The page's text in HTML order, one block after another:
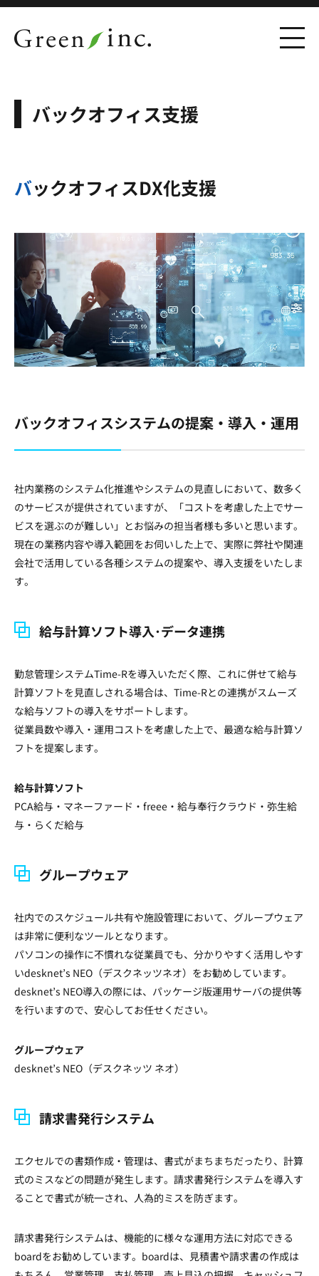
バックオフィス支援
バックオフィスDX化支援
バックオフィスシステムの提案・導入・運用
社内業務のシステム化推進やシステムの見直しにおいて、数多く
のサービスが提供されていますが、「コストを考慮した上でサー
ビスを選ぶのが難しい」とお悩みの担当者様も多いと思います。
現在の業務内容や導入範囲をお伺いした上で、実際に弊社や関連
会社で活用している各種システムの提案や、導入支援をいたしま
す。
給与計算ソフト導入･データ連携
勤怠管理システムTime-Rを導入いただく際、これに併せて給与
計算ソフトを見直しされる場合は、Time-Rとの連携がスムーズ
な給与ソフトの導入をサポートします。
従業員数や導入・運用コストを考慮した上で、最適な給与計算ソ
フトを提案します。
給与計算ソフト
PCA給与・マネーファード・freee・給与奉行クラウド・弥生給
与・らくだ給与
グループウェア
社内でのスケジュール共有や施設管理において、グループウェア
は非常に便利なツールとなります。
パソコンの操作に不慣れな従業員でも、分かりやすく活用しやす
いdesknet’s NEO（デスクネッツネオ）をお勧めしています。
desknet’s NEO導入の際には、パッケージ版運用サーバの提供等
を行いますので、安心してお任せください。
グループウェア
desknet’s NEO（デスクネッツ ネオ）
請求書発行システム
エクセルでの書類作成・管理は、書式がまちまちだったり、計算
式のミスなどの問題が発生します。請求書発行システムを導入す
ることで書式が統一され、人為的ミスを防ぎます。
請求書発行システムは、機能的に様々な運用方法に対応できる
boardをお勧めしています。boardは、見積書や請求書の作成は